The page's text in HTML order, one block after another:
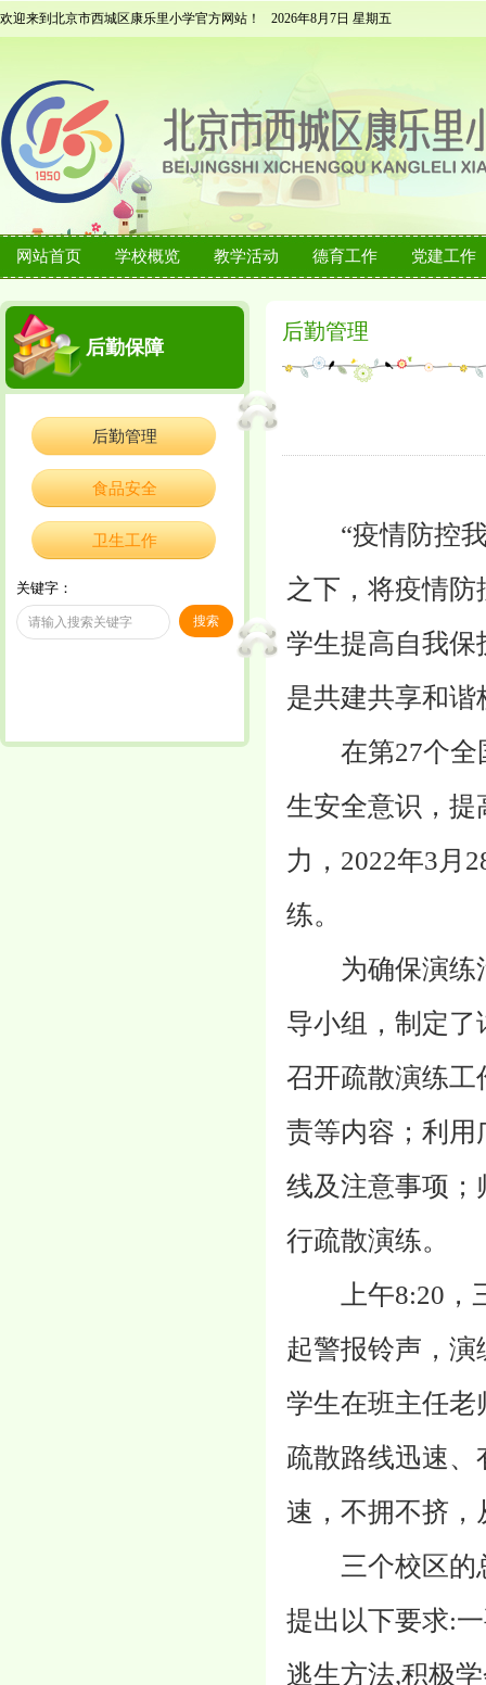
欢迎来到北京市西城区康乐里小学官方网站！ 2026年8月7日 星期五
网站首页 学校概览 教学活动 德育工作 党建工作
后勤保障
后勤管理
食品安全
卫生工作
关键字：
后勤管理
“疫情防控我
之下，将疫情
学生提高自我保
是共建共享和谐
在第27个全国
生安全意识，提
力，2022年3月
练。
为确保演练活
导小组，制定
召开疏散演练工
责等内容；利用
线及注意事项；
行疏散演练。
上午8:20，三
起警报铃声，演
学生在班主任老
疏散路线迅速
速，不拥不挤，
三个校区的总
提出以下要求:
逃生方法,积极